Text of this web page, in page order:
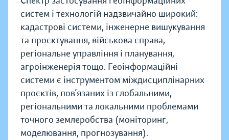
систем і технологій надзвичайно широкий:
кадастрові системи, інженерне вишукування
та проєктування, військова справа,
регіональне управління і планування,
агроінженерія тощо. Геоінформаційні
системи є інструментом міждисциплінарних
проєктів, пов’язаних із глобальними,
регіональними та локальними проблемами
точного землеробства (моніторинг,
моделювання, прогнозування).